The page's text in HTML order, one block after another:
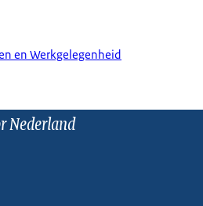
en Werkgelegenheid
Nederland